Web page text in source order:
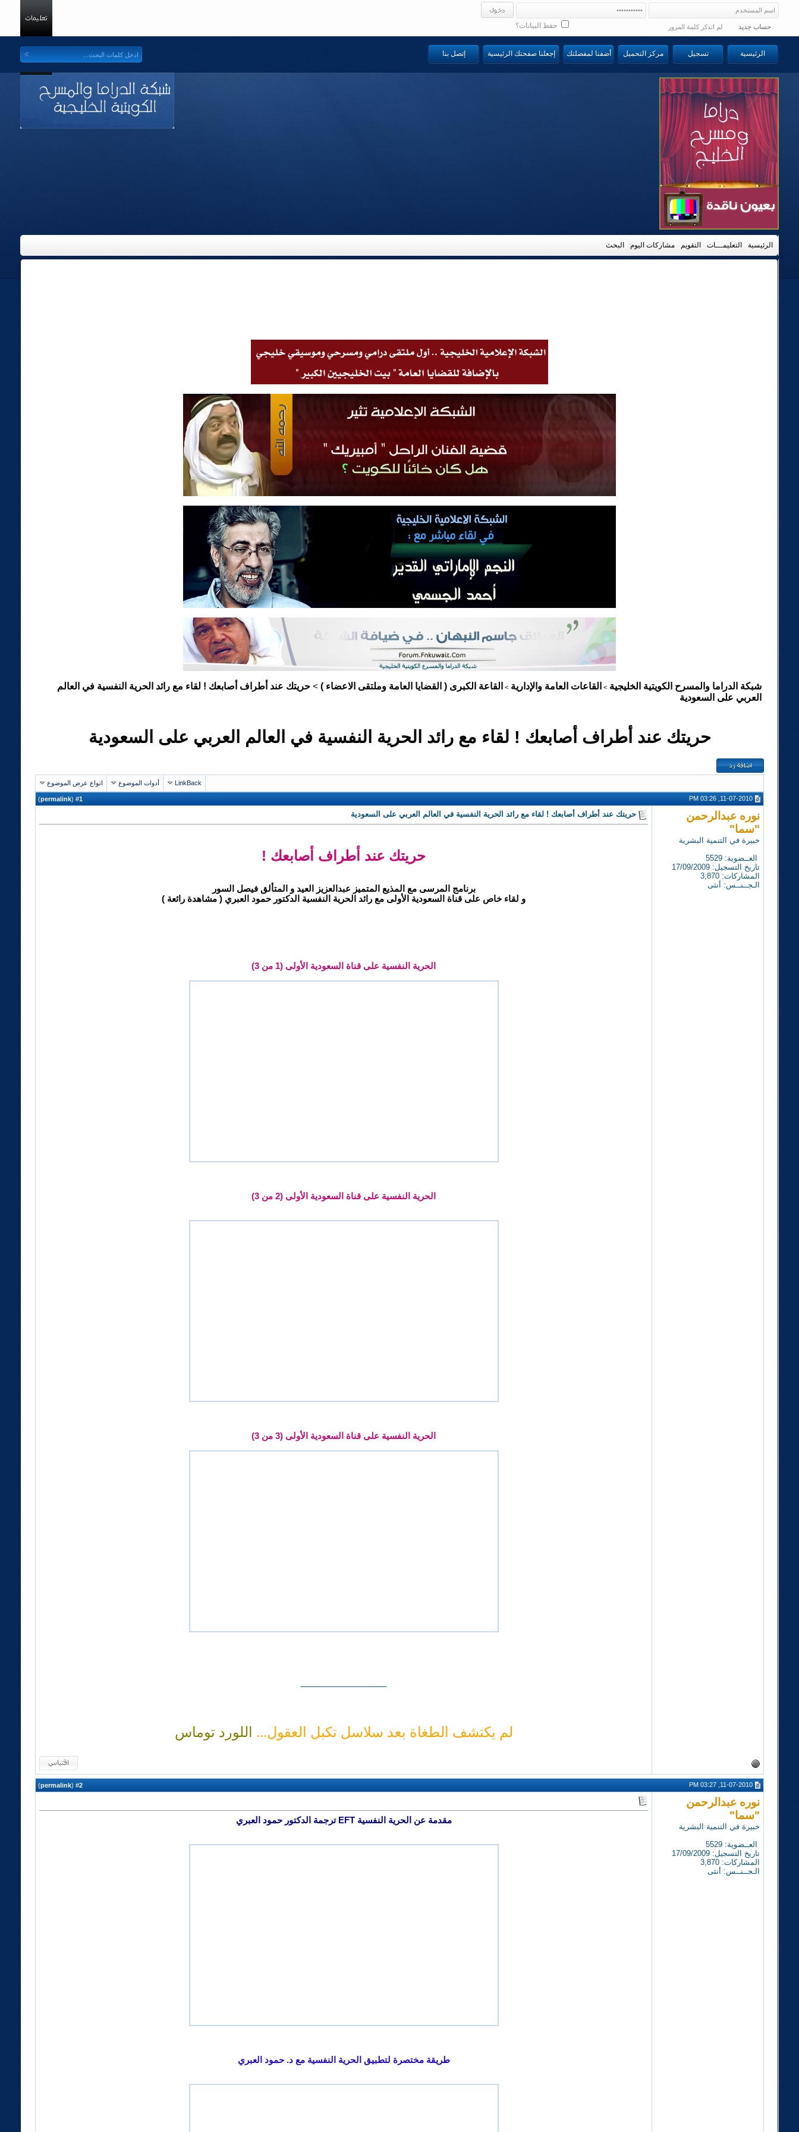
حفظ البيانات؟ حساب جديد لم اتذكر كلمة المرور
الرئيسية تسجيل مركز التحميل أضفنا لمفضلتك إجعلنا صفحتك الرئيسية إتصل بنا
الرئيسية التعليمـــات التقويم مشاركات اليوم البحث
شبكة الدراما والمسرح الكويتية الخليجية > القاعات العامة والإدارية > القاعة الكبرى ( القضايا العامة وملتقى الاعضاء )> حريتك عند أطراف أصابعك ! لقاء مع رائد الحرية النفسية في العالم
العربي على السعودية
حريتك عند أطراف أصابعك ! لقاء مع رائد الحرية النفسية في العالم العربي على السعودية
LinkBack أدوات الموضوع انواع عرض الموضوع
11-07-2010, 03:26 PM
1
(
permalink
)
نوره عبدالرحمن
"سما"
خبيرة في التنمية البشرية
العــضوية: 5529
تاريخ التسجيل: 17/09/2009
المشاركات: 3,870
الـجــنــس: أنثى
حريتك عند أطراف أصابعك ! لقاء مع رائد الحرية النفسية في العالم العربي على السعودية
حريتك عند أطراف أصابعك !
برنامج المرسى مع المذيع المتميز عبدالعزيز العيد و المتألق فيصل السور
و لقاء خاص على قناة السعودية الأولى مع رائد الحرية النفسية الدكتور حمود العبري ( مشاهدة رائعة )
الحرية النفسية على قناة السعودية الأولى (1 من 3)
الحرية النفسية على قناة السعودية الأولى (2 من 3)
الحرية النفسية على قناة السعودية الأولى (3 من 3)
لم يكتشف الطغاة بعد سلاسل تكبل العقول... اللورد توماس
11-07-2010, 03:27 PM
2
(
permalink
)
نوره عبدالرحمن
"سما"
خبيرة في التنمية البشرية
العــضوية: 5529
تاريخ التسجيل: 17/09/2009
المشاركات: 3,870
الـجــنــس: أنثى
مقدمة عن الحرية النفسية EFT ترجمة الدكتور حمود العبري
طريقة مختصرة لتطبيق الحرية النفسية مع د. حمود العبري